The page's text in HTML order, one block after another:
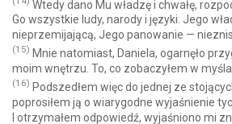
Wtedy dano Mu władzę i chwałę,
Go wszystkie ludy, narody i języki. Jego
nieprzemijającą, Jego panowanie —
(15) Mnie natomiast, Daniela, ogarnęło
moim wnętrzu. To, co zobaczyłem w
(16) Podszedłem więc do jednej ze
poprosiłem ją o wiarygodne wyjaśnienie
I otrzymałem odpowiedź, wyjaśniono mi